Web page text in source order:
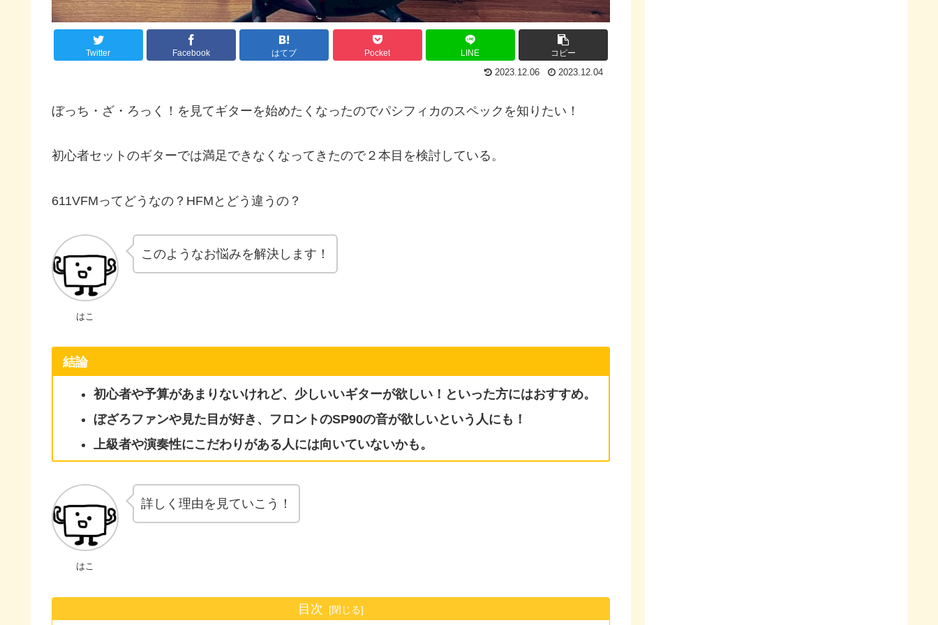
Twitter Facebook はてブ Pocket LINE コピー
2023.12.06 2023.12.04
ぼっち・ざ・ろっく！を見てギターを始めたくなったのでパシフィカのスペックを知りたい！
初心者セットのギターでは満足できなくなってきたので２本目を検討している。
611VFMってどうなの？HFMとどう違うの？
はこ
このようなお悩みを解決します！
結論
初心者や予算があまりないけれど、少しいいギターが欲しい！といった方にはおすすめ。
ぼざろファンや見た目が好き、フロントのSP90の音が欲しいという人にも！
上級者や演奏性にこだわりがある人には向いていないかも。
はこ
詳しく理由を見ていこう！
目次